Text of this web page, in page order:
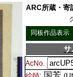
ARC所蔵・寄
同板作品表示
サ
AcNo.